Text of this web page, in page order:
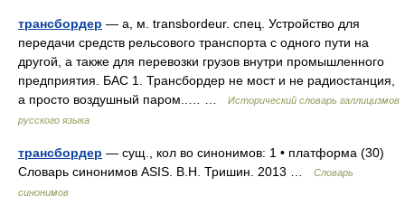
трансбордер — а, м. transbordeur. спец. Устройство для
передачи средств рельсового транспорта с одного пути на
другой, а также для перевозки грузов внутри промышленного
предприятия. БАС 1. Трансбордер не мост и не радиостанция,
а просто воздушный паром..… …
Исторический словарь галлицизмов
русского языка
трансбордер — сущ., кол во синонимов: 1 • платформа (30)
Словарь синонимов ASIS. В.Н. Тришин. 2013 …
Словарь
синонимов